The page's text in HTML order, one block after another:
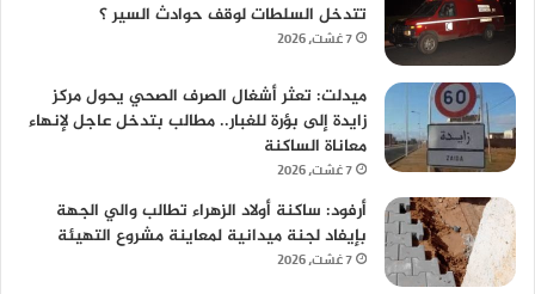
تتدخل السلطات لوقف حوادث السير ؟
7 غشت، 2026
ميدلت: تعثر أشغال الصرف الصحي يحول مركز
زايدة إلى بؤرة للغبار.. مطالب بتدخل عاجل لإنهاء
معاناة الساكنة
7 غشت، 2026
أرفود: ساكنة أولاد الزهراء تطالب والي الجهة
بإيفاد لجنة ميدانية لمعاينة مشروع التهيئة
7 غشت، 2026